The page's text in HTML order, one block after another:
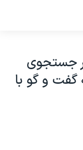
جستجوی
گفت و گو با